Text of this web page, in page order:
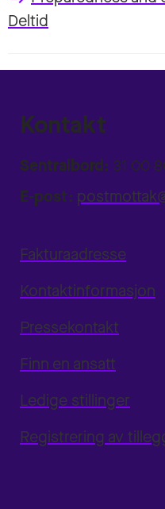
Deltid
Kontakt
Sentralbord: 31 00
E-post:
Fakturaadresse
Kontaktinformasjon
Pressekontakt
Finn en ansatt
Ledige stillinger
Registrering av